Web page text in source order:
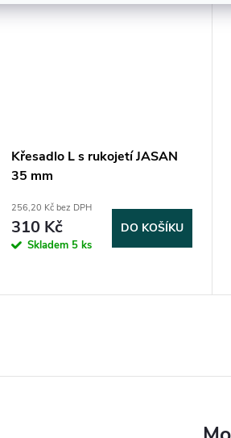
Křesadlo L s rukojetí JASAN
35 mm
256,20 Kč bez DPH
310 Kč
Skladem 5 ks
DO KOŠÍKU